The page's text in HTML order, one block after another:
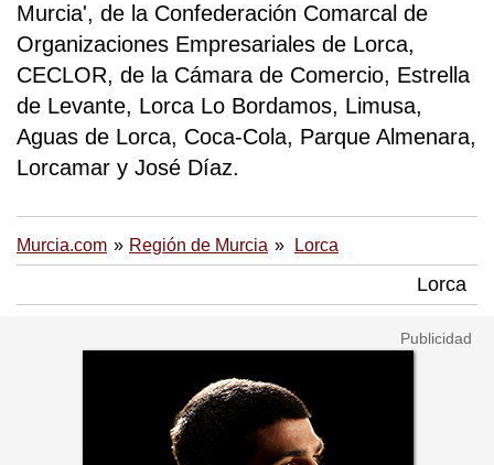
Murcia', de la Confederación Comarcal de
Organizaciones Empresariales de Lorca,
CECLOR, de la Cámara de Comercio, Estrella
de Levante, Lorca Lo Bordamos, Limusa,
Aguas de Lorca, Coca-Cola, Parque Almenara,
Lorcamar y José Díaz.
Murcia.com Región de Murcia Lorca
Lorca